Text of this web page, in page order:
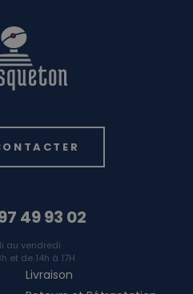
49 93 02
au vendredi
et de 14h à 17H
Livraison